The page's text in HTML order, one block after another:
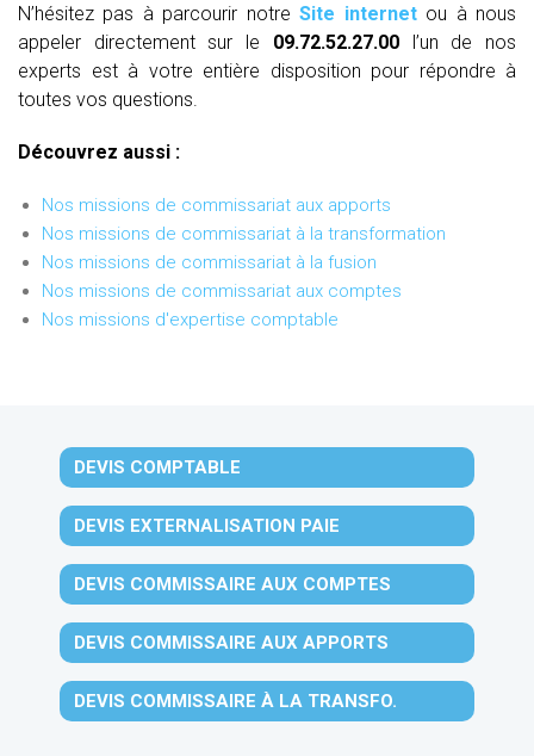
N’hésitez pas à parcourir notreSite internet ou à nous
appeler directement sur le 09.72.52.27.00l’un de nos
experts est à votre entière disposition pour répondre à
toutes vos questions.
Découvrez aussi :
Nos missions de commissariat aux apports
Nos missions de commissariat à la transformation
Nos missions de commissariat à la fusion
Nos missions de commissariat aux comptes
Nos missions d'expertise comptable
DEVIS COMPTABLE
DEVIS EXTERNALISATION PAIE
DEVIS COMMISSAIRE AUX COMPTES
DEVIS COMMISSAIRE AUX APPORTS
DEVIS COMMISSAIRE À LA TRANSFO.